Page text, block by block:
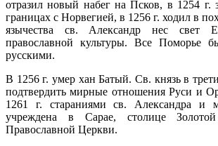
отразил новый набег на Псков, в 1254
границах с Норвегией, в 1256 г. ходил в
язычества св. Александр нес свет
православной культуры. Все Поморье
русскими.
В 1256 г. умер хан Батый. Св. князь в
подтвердить мирные отношения Руси и
1261 г. стараниями св. Александра и
учреждена в Сарае, столице
Православной Церкви.